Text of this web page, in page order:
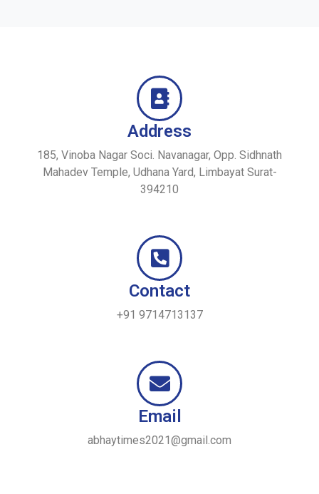
Address
185, Vinoba Nagar Soci. Navanagar, Opp. Sidhnath
Mahadev Temple, Udhana Yard, Limbayat Surat-
394210
Contact
+91 9714713137
Email
abhaytimes2021@gmail.com